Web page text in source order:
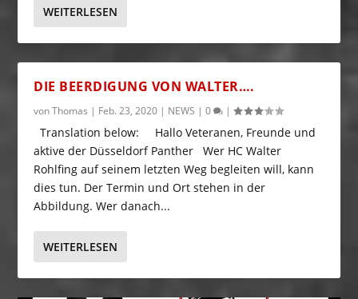
WEITERLESEN
DIE BEERDIGUNG VON WALTER….
vonThomas | Feb. 23, 2020 | NEWS |0 |
Translation below: Hallo Veteranen, Freunde und
aktive der Düsseldorf Panther Wer HC Walter
Rohlfing auf seinem letzten Weg begleiten will, kann
dies tun. Der Termin und Ort stehen in der
Abbildung. Wer danach...
WEITERLESEN